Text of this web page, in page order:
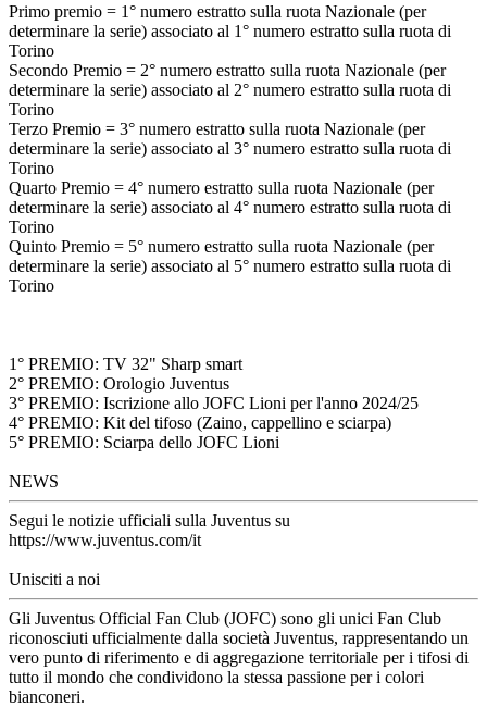
Primo premio = 1° numero estratto sulla ruota Nazionale (per
determinare la serie) associato al 1° numero estratto sulla ruota di
Torino
Secondo Premio = 2° numero estratto sulla ruota Nazionale (per
determinare la serie) associato al 2° numero estratto sulla ruota di
Torino
Terzo Premio = 3° numero estratto sulla ruota Nazionale (per
determinare la serie) associato al 3° numero estratto sulla ruota di
Torino
Quarto Premio = 4° numero estratto sulla ruota Nazionale (per
determinare la serie) associato al 4° numero estratto sulla ruota di
Torino
Quinto Premio = 5° numero estratto sulla ruota Nazionale (per
determinare la serie) associato al 5° numero estratto sulla ruota di
Torino
1° PREMIO: TV 32" Sharp smart
2° PREMIO: Orologio Juventus
3° PREMIO: Iscrizione allo JOFC Lioni per l'anno 2024/25
4° PREMIO: Kit del tifoso (Zaino, cappellino e sciarpa)
5° PREMIO: Sciarpa dello JOFC Lioni
NEWS
Segui le notizie ufficiali sulla Juventus su
https://www.juventus.com/it
Unisciti a noi
Gli Juventus Official Fan Club (JOFC) sono gli unici Fan Club
riconosciuti ufficialmente dalla società Juventus, rappresentando un
vero punto di riferimento e di aggregazione territoriale per i tifosi di
tutto il mondo che condividono la stessa passione per i colori
bianconeri.